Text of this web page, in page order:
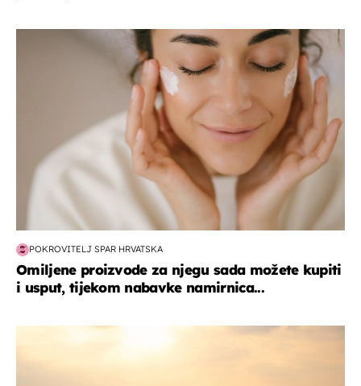
moda & ljepota
POKROVITELJ SPAR HRVATSKA
Omiljene proizvode za njegu sada možete kupiti
i usput, tijekom nabavke namirnica...